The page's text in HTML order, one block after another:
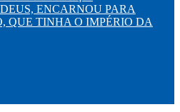
ENCARNOU PARA
QUE TINHA O IMPÉRIO DA